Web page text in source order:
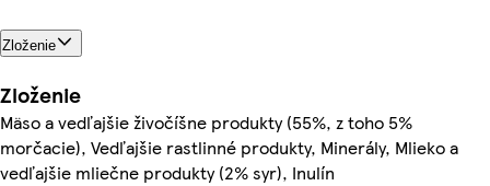
Zloženie
Zloženie
Mäso a vedľajšie živočíšne produkty (55%, z toho 5%
morčacie), Vedľajšie rastlinné produkty, Minerály, Mlieko a
vedľajšie mliečne produkty (2% syr), Inulín